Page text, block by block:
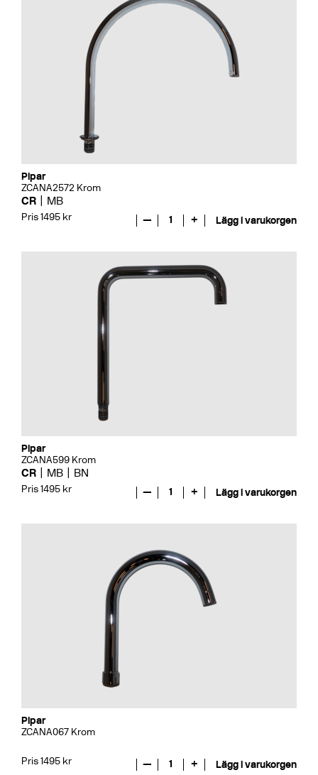
Pipar
ZCANA2572 Krom
CR MB
Pris 1495 kr — 1 + Lägg i varukorgen
Pipar
ZCANA599 Krom
CR MB BN
Pris 1495 kr — 1 + Lägg i varukorgen
Pipar
ZCANA067 Krom
Pris 1495 kr — 1 + Lägg i varukorgen